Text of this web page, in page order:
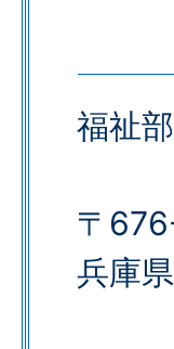
福祉
〒
兵庫